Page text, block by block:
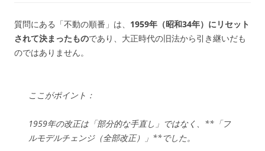
質問にある「不動の順番」は、 1959年（昭和34年）にリセット
されて決まったものであり、大正時代の旧法から引き継いだも
のではありません。
ここがポイント：
1959年の改正は「部分的な手直し」ではなく、**「フ
ルモデルチェンジ（全部改正）」**でした。